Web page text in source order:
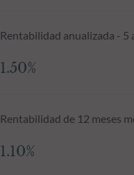
Rentabilidad anualizada - 5
1.50%
Rentabilidad de 12 meses
1.10%